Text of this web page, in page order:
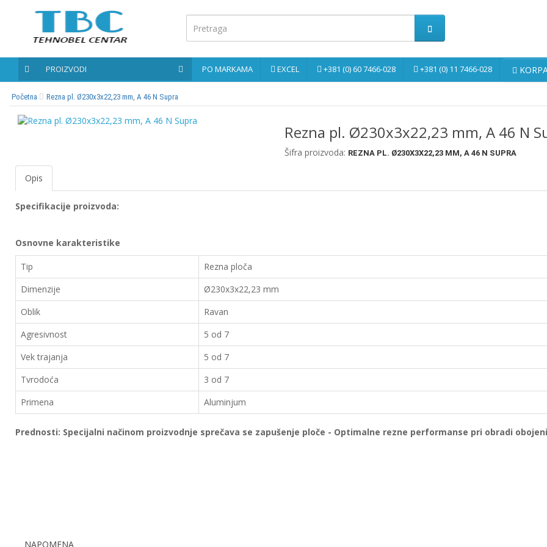
Glavna
Kontaktirajte
nas
Po
PROIZVODI
Bernardo
rezne
ploče
EWM
aparati
za
zavarivanje
Prenosni
računari
Pribor
za
PROIZVODI PO MARKAMA EXCEL +381 (0) 60 7466-028 +381 (0) 11 7466-028
Početna Rezna pl. Ø230x3x22,23 mm, A 46 N Supra
Rezna pl. Ø230x3x22,23 mm, A 46 N
Šifra proizvoda: REZNA PL. Ø230X3X22,23 MM, A 46 N SUPRA
Opis
Specifikacije proizvoda:
Osnovne karakteristike
Tip
Rezna ploča
Dimenzije
Ø230x3x22,23 mm
Oblik
Ravan
Agresivnost
5 od 7
Vek trajanja
5 od 7
Tvrodoća
3 od 7
Primena
Aluminjum
Prednosti: Specijalni načinom proizvodnje sprečava se zapušenje ploče - Optimalne rezne performanse pri obradi
NAPOMENA